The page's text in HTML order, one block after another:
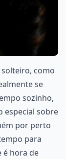
como
se
sozinho,
especial sobre
por perto
para
é hora de